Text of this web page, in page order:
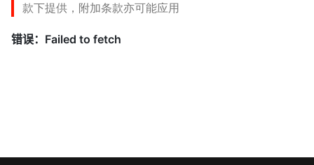
款下提供，附加条款亦可能应用